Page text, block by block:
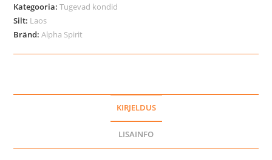
närimiskont
koertele
kogus
Kategooria:Tugevad kondid
Silt: Laos
Bränd:Alpha Spirit
KIRJELDUS
LISAINFO